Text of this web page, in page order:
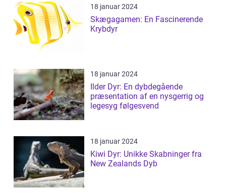
18 januar 2024
Skægagamen: En Fascinerende
Krybdyr
18 januar 2024
Ilder Dyr: En dybdegående
præsentation af en nysgerrig og
legesyg følgesvend
18 januar 2024
Kiwi Dyr: Unikke Skabninger fra
New Zealands Dyb